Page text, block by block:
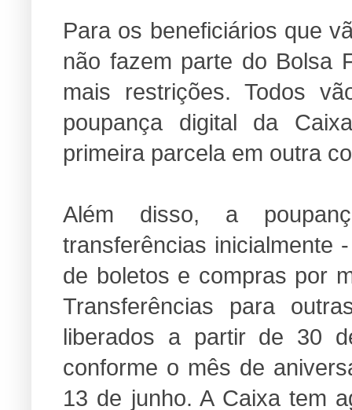
Para os beneficiários que
não fazem parte do Bolsa
mais restrições. Todos
poupança digital da
primeira parcela em outra
Além disso, a
transferências inicialmente
de boletos e compras por
Transferências para
liberados a partir de 30
conforme o mês de
13 de junho. A Caixa tem